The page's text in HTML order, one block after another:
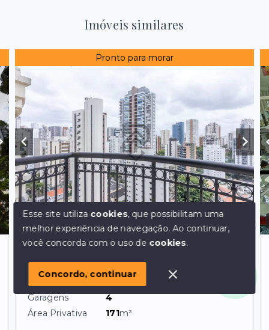
Imóveis similares
Pronto para morar
Chacara Klabin - São Paulo/SP, Zona Sul
Apartamento chácara klabin andar alto
suítes
Garagens
4
Área Privativa
171m²
Olá! em posso ajudar?
Esse site utiliza cookies, que possibilitam uma
melhor experiência de navegação.Ao continuar,
você concorda com o uso de cookies.
Concordo, continuar